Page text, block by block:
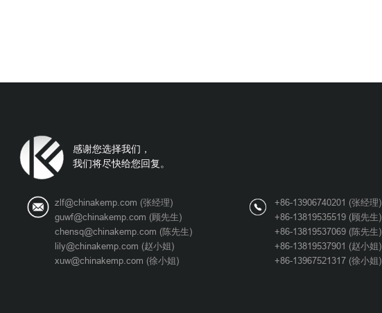
感谢您选择我们，
我们将尽快给您回复。
zlf@chinakemp.com (张经理)
guwf@chinakemp.com (顾先生)
chensq@chinakemp.com (陈先生)
lily@chinakemp.com (赵小姐)
xuw@chinakemp.com (徐小姐)
+86-13906740201 (张经理)
+86-13819535519 (顾先生)
+86-13819537069 (陈先生)
+86-13819537901 (赵小姐)
+86-13967521317 (徐小姐)